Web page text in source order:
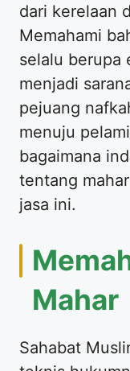
dari kerelaan
Memahami
selalu berupa
menjadi
pejuang
menuju
bagaimana
tentang
jasa ini.
Mahar
​Sahabat